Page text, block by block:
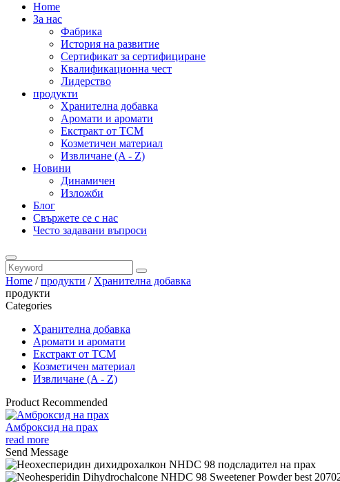
Home
За нас
Фабрика
История на развитие
Сертификат за сертифициране
Квалификационна чест
Лидерство
продукти
Хранителна добавка
Аромати и аромати
Екстракт от TCM
Козметичен материал
Извличане (A - Z)
Новини
Динамичен
Изложби
Блог
Свържете се с нас
Често задавани въпроси
Home /продукти / Хранителна добавка
продукти
Categories
Хранителна добавка
Аромати и аромати
Екстракт от TCM
Козметичен материал
Извличане (A - Z)
Product Recommended
Амброксид на прах
read more
Send Message